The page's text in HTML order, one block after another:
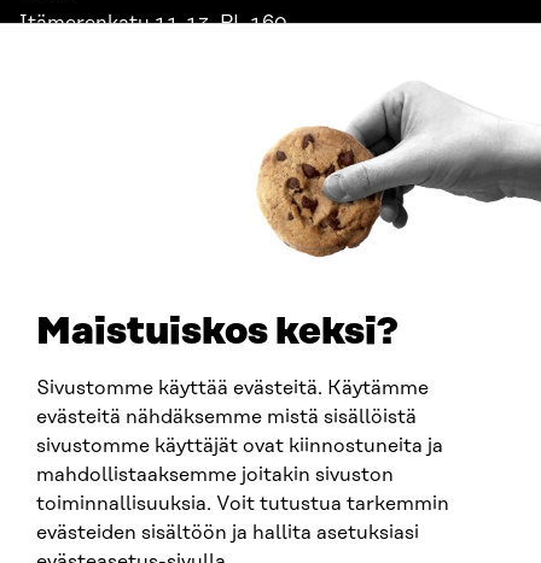
Maistuiskos keksi?
Sivustomme käyttää evästeitä. Käytämme
evästeitä nähdäksemme mistä sisällöistä
sivustomme käyttäjät ovat kiinnostuneita ja
mahdollistaaksemme joitakin sivuston
toiminnallisuuksia. Voit tutustua tarkemmin
evästeiden sisältöön ja hallita asetuksiasi
Itämerenkatu 11-13, PL 160,
SITRA SOSIAALISESSA MEDIASSA
LinkedIn
Instagram
YouTube